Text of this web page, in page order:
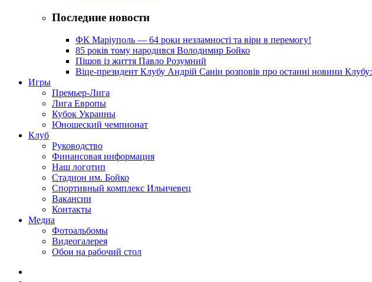
Последние новости
ФК Маріуполь — 64 роки незламності та віри в перемогу!
85 років тому народився Володимир Бойко
Пішов із життя Павло Розумний
Віце-президент Клубу Андрій Санін розповів про останні новини Клубу:
Игры
Премьер-Лига
Лига Европы
Кубок Украины
Юношеский чемпионат
Клуб
Руководство
Финансовая информация
Наш логотип
Стадион им. Бойко
Спортивный комплекс Ильичевец
Вакансии
Контакты
Медиа
Фотоальбомы
Видеогалерея
Обои на рабочий стол